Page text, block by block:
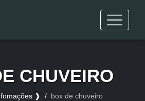
CHUVEIRO
❱ box de chuveiro